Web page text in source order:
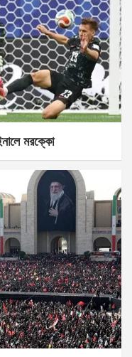
মরক্কো